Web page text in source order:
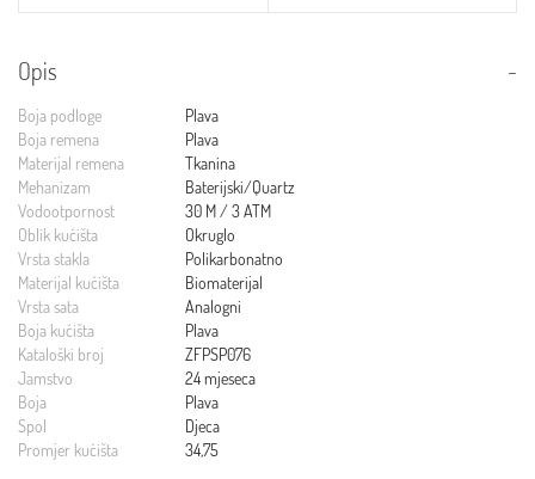
Opis
Boja podloge
Plava
Boja remena
Plava
Materijal remena
Tkanina
Mehanizam
Baterijski/Quartz
Vodootpornost
30 M / 3 ATM
Oblik kućišta
Okruglo
Vrsta stakla
Polikarbonatno
Materijal kućišta
Biomaterijal
Vrsta sata
Analogni
Boja kućišta
Plava
Kataloški broj
ZFPSP076
Jamstvo
24 mjeseca
Boja
Plava
Spol
Djeca
Promjer kućišta
34,75